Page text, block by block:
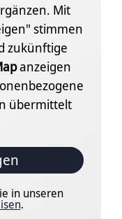
Mit
stimmen
zukünftige
anzeigen
übermittelt
in unseren
.